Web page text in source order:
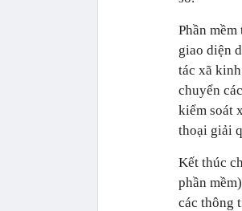
Phần
giao diện
tác xã
chuyển
kiểm soát
thoại giải
Kết thúc
phần
các thông